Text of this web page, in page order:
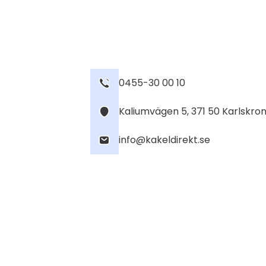
0455-30 00 10
Kaliumvägen 5, 371 50
info@kakeldirekt.se